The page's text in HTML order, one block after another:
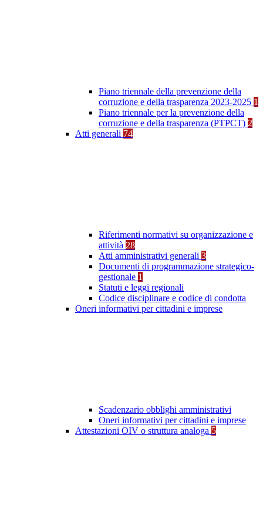
Piano triennale della prevenzione della
corruzione e della trasparenza 2023-2025 1
Piano triennale per la prevenzione della
corruzione e della trasparenza (PTPCT) 2
Atti generali 74
Riferimenti normativi su organizzazione e
attività 28
Atti amministrativi generali 3
Documenti di programmazione strategico-
gestionale 1
Statuti e leggi regionali
Codice disciplinare e codice di condotta
Oneri informativi per cittadini e imprese
Scadenzario obblighi amministrativi
Oneri informativi per cittadini e imprese
Attestazioni OIV o struttura analoga 5